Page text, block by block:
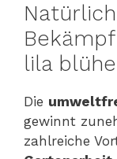
lila
Die
gewinnt
zahlreiche